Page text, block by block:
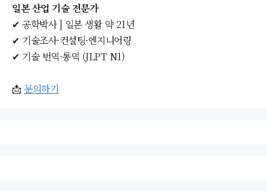
일본 산업 기술 전문가
✔ 공학박사 | 일본 생활 약 21년
✔ 기술조사·컨설팅·엔지니어링
✔ 기술 번역·통역 (JLPT N1)
📩 문의하기